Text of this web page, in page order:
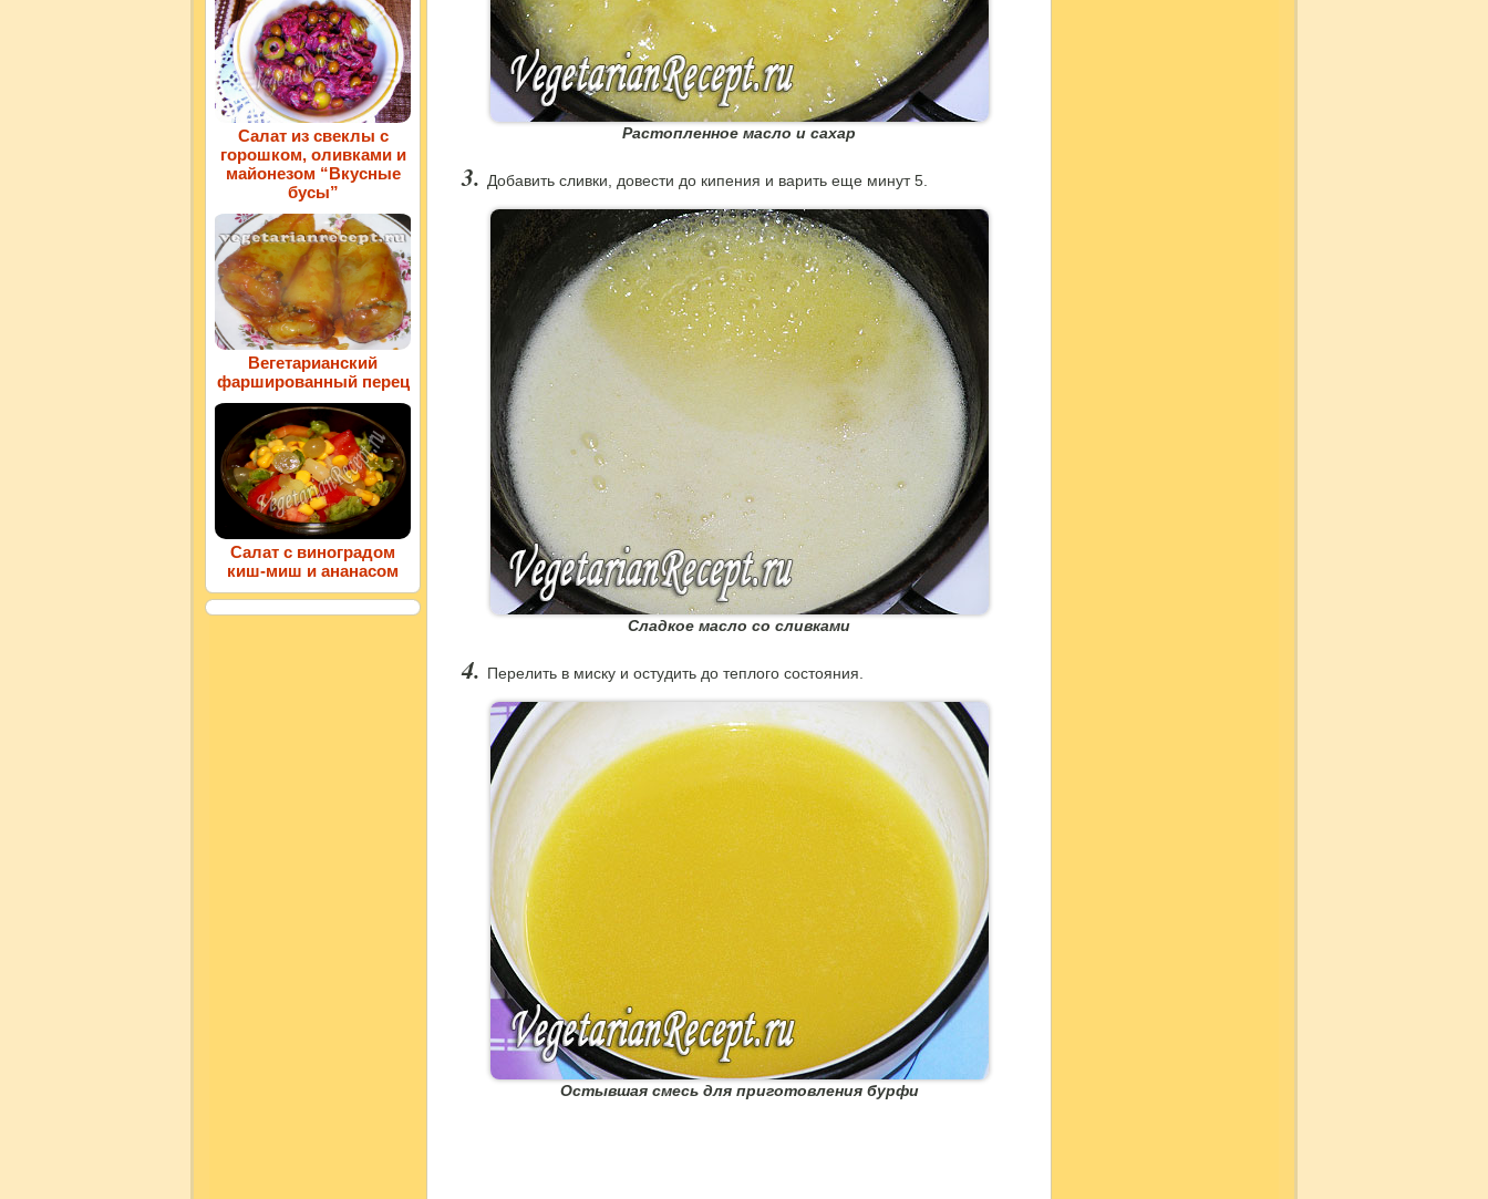
Растопленное масло и сахар
Добавить сливки, довести до кипения и варить еще минут 5.
Сладкое масло со сливками
Перелить в миску и остудить до теплого состояния.
Остывшая смесь для приготовления бурфи
Салат из свеклы с
горошком, оливками и
майонезом “Вкусные
бусы”
Вегетарианский
фаршированный перец
Салат с виноградом
киш-миш и ананасом